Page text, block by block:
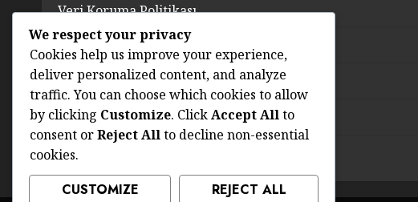
Veri Koruma Politikası
Kullanıcı Sözleşmesi
Bize Ulaşın
Biz Kimiz
Çerezler ve Takip
We respect your privacy
Cookies help us improve your experience,
deliver personalized content, and analyze
traffic. You can choose which cookies to allow
by clicking Customize. ClickAccept Allto
consent orReject Allto decline non-essential
cookies.
CUSTOMIZE REJECT ALL